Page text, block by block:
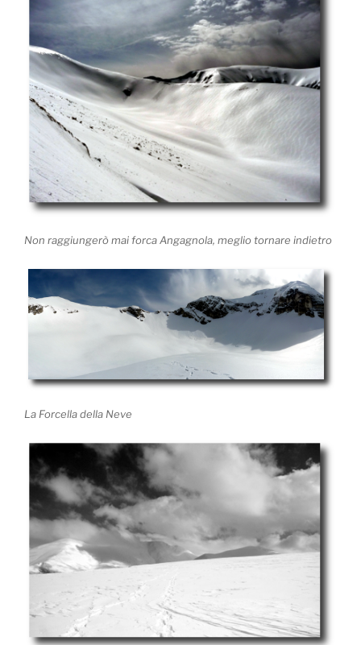
Non raggiungerò mai forca Angagnola, meglio tornare indietro
La Forcella della Neve